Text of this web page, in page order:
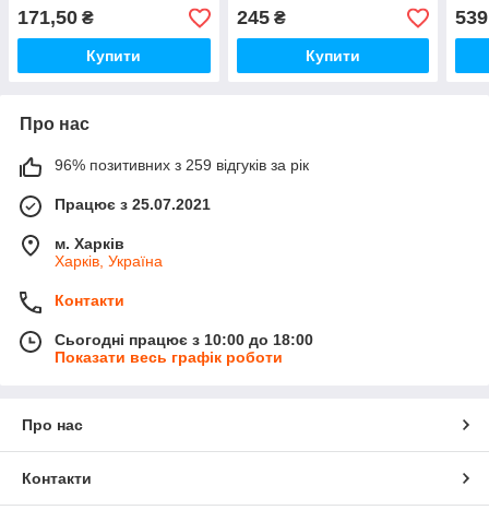
171,50 ₴
Купити
245₴
Купити
539
Про нас
96% позитивних з 259 відгуків за рік
Працює з 25.07.2021
м. Харків
Харків, Україна
Контакти
Сьогодні працює з 10:00 до 18:00
Показати весь графік роботи
Про нас
Контакти